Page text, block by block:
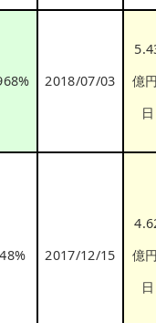
2018/07/03
億
日
2017/12/15
億
日